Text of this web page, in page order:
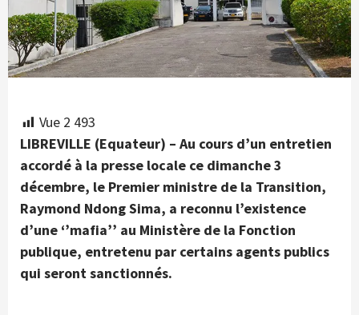
Vue 2 493
LIBREVILLE (Equateur) – Au cours d’un entretien
accordé à la presse locale ce dimanche 3
décembre, le Premier ministre de la Transition,
Raymond Ndong Sima, a reconnu l’existence
d’une ‘’mafia’’ au Ministère de la Fonction
publique, entretenu par certains agents publics
qui seront sanctionnés.